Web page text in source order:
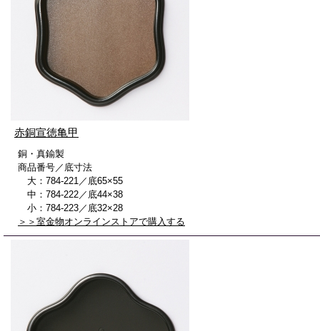
赤銅宣徳亀甲
銅・真鍮製
商品番号／底寸法
大：784-221／底65×55
中：784-222／底44×38
小：784-223／底32×28
＞＞室金物オンラインストアで購入する